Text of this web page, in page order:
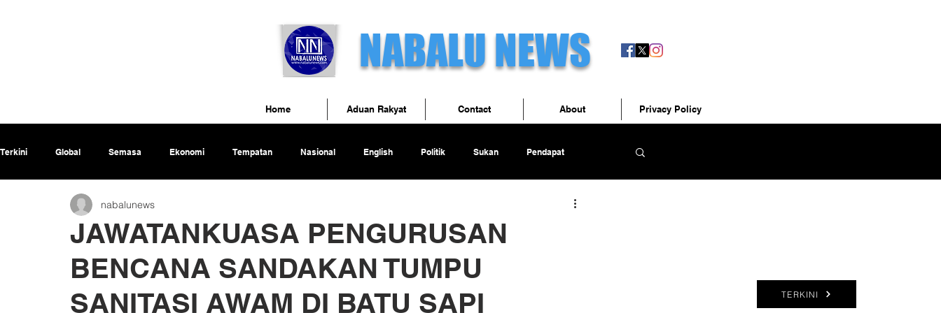
NABALU NEWS
Terkini Global Semasa Ekonomi Tempatan Nasional English Politik Sukan Pendapat
JAWATANKUASA PENGURUSAN
BENCANA SANDAKAN TUMPU
SANITASI AWAM DI BATU SAPI
nabalunews
TERKINI
Home Aduan Rakyat Contact About Privacy Policy